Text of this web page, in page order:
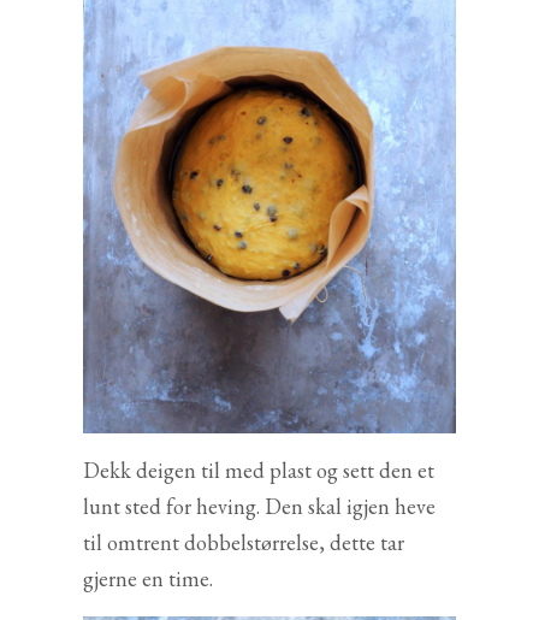
Dekk deigen til med plast og sett den et
lunt sted for heving. Den skal igjen heve
til omtrent dobbelstørrelse, dette tar
gjerne en time.